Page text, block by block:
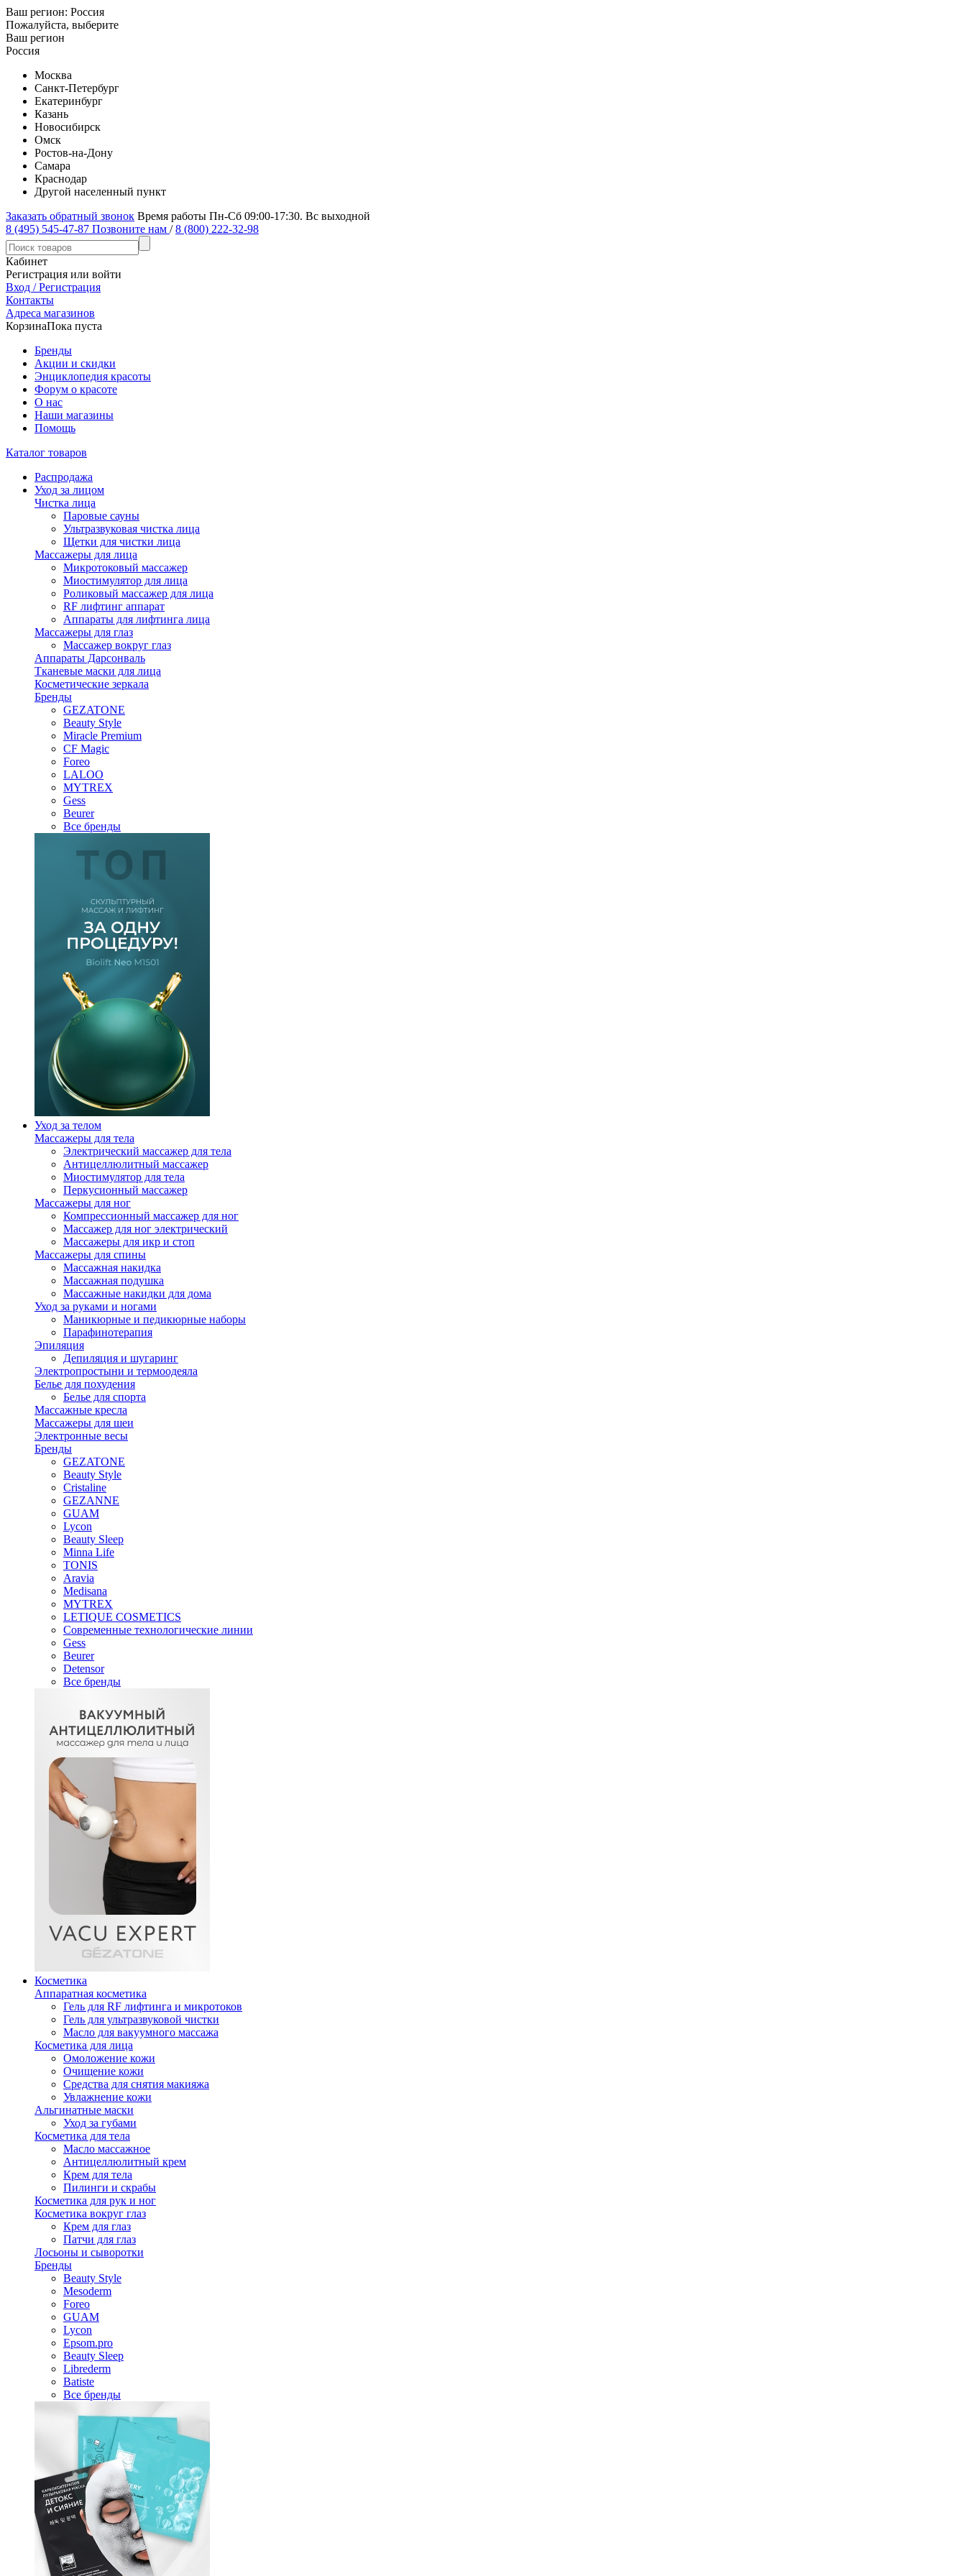
Ваш регион: Россия
Пожалуйста, выберите
Ваш регион
Россия
Москва
Санкт-Петербург
Екатеринбург
Казань
Новосибирск
Омск
Ростов-на-Дону
Самара
Краснодар
Другой населенный пункт
Заказать обратный звонок Время работы Пн-Сб 09:00-17:30. Вс выходной
8 (495) 545-47-87 Позвоните нам / 8 (800) 222-32-98
Кабинет
Регистрация или войти
Вход / Регистрация
Контакты
Адреса магазинов
КорзинаПока пуста
Бренды
Акции и скидки
Энциклопедия красоты
Форум о красоте
О нас
Наши магазины
Помощь
Каталог товаров
Распродажа
Уход за лицом
Чистка лица
Паровые сауны
Ультразвуковая чистка лица
Щетки для чистки лица
Массажеры для лица
Микротоковый массажер
Миостимулятор для лица
Роликовый массажер для лица
RF лифтинг аппарат
Аппараты для лифтинга лица
Массажеры для глаз
Массажер вокруг глаз
Аппараты Дарсонваль
Тканевые маски для лица
Косметические зеркала
Бренды
GEZATONE
Beauty Style
Miracle Premium
CF Magic
Foreo
LALOO
MYTREX
Gess
Beurer
Все бренды
Уход за телом
Массажеры для тела
Электрический массажер для тела
Антицеллюлитный массажер
Миостимулятор для тела
Перкусионный массажер
Массажеры для ног
Компрессионный массажер для ног
Массажер для ног электрический
Массажеры для икр и стоп
Массажеры для спины
Массажная накидка
Массажная подушка
Массажные накидки для дома
Уход за руками и ногами
Маникюрные и педикюрные наборы
Парафинотерапия
Эпиляция
Депиляция и шугаринг
Электропростыни и термоодеяла
Белье для похудения
Белье для спорта
Массажные кресла
Массажеры для шеи
Электронные весы
Бренды
GEZATONE
Beauty Style
Cristaline
GEZANNE
GUAM
Lycon
Beauty Sleep
Minna Life
TONIS
Aravia
Medisana
MYTREX
LETIQUE COSMETICS
Современные технологические линии
Gess
Beurer
Detensor
Все бренды
Косметика
Аппаратная косметика
Гель для RF лифтинга и микротоков
Гель для ультразвуковой чистки
Масло для вакуумного массажа
Косметика для лица
Омоложение кожи
Очищение кожи
Средства для снятия макияжа
Увлажнение кожи
Альгинатные маски
Уход за губами
Косметика для тела
Масло массажное
Антицеллюлитный крем
Крем для тела
Пилинги и скрабы
Косметика для рук и ног
Косметика вокруг глаз
Крем для глаз
Патчи для глаз
Лосьоны и сыворотки
Бренды
Beauty Style
Mesoderm
Foreo
GUAM
Lycon
Epsom.pro
Beauty Sleep
Librederm
Batiste
Все бренды